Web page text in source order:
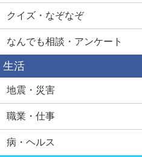
クイズ・なぞなぞ
なんでも相談・アンケート
生活
地震・災害
職業・仕事
病・ヘルス